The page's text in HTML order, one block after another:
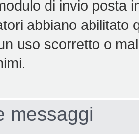
di invio posta
abbiano abilitato
uso scorretto o
messaggi